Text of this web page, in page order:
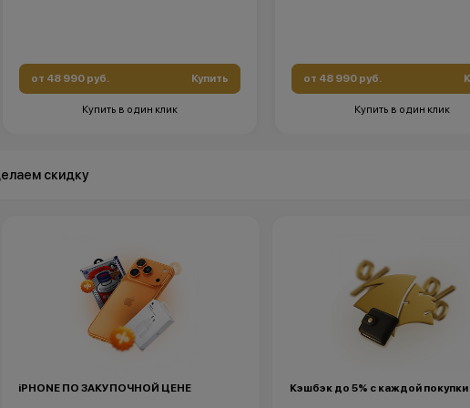
от 48 990 руб. Купить
Купить в один клик
от 48 990 руб.
Купить в один клик
скидку
iPHONE ПО ЗАКУПОЧНОЙ ЦЕНЕ Кэшбэк до 5% с каждой покупки